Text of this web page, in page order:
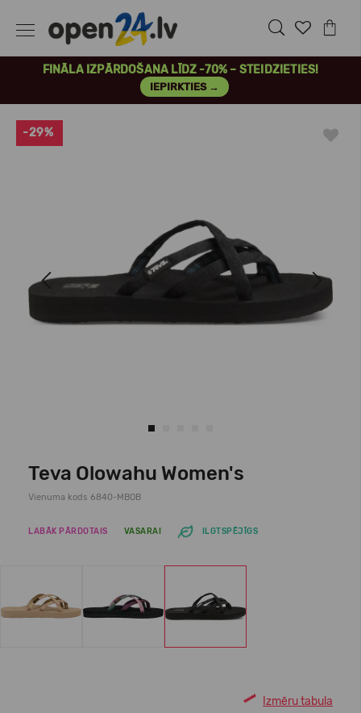
FINĀLA IZPĀRDOŠANA LĪDZ -70% – STEIDZIETIES!
IEPIRKTIES →
Previous
-29%
Teva Olowahu Women's
Vienuma kods 6840-MBOB
LABĀK PĀRDOTAIS VASARAI ILGTSPĒJĪGS
Izmēru tabula